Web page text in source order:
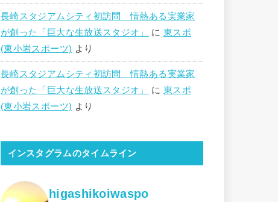
長崎スタジアムシティ初訪問 情熱ある実業家
が創った「巨大な生放送スタジオ」
に 東スポ
(東小岩スポーツ) より
長崎スタジアムシティ初訪問 情熱ある実業家
が創った「巨大な生放送スタジオ」
に 東スポ
(東小岩スポーツ) より
インスタグラムのタイムライン
higashikoiwaspo